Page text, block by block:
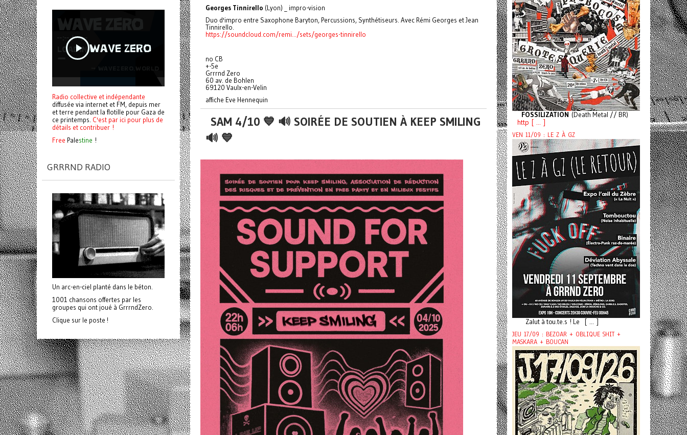
Georges Tinnirello (Lyon) _ impro-vision
Duo d'impro entre Saxophone Baryton, Percussions, Synthétiseurs. Avec Rémi Georges et Jean
Tinnirello.
https://soundcloud.com/remi.../sets/georges-tinnirello
no CB
+-5e
Grrrnd Zero
60 av. de Bohlen
69120 Vaulx-en-Velin
affiche Eve Hennequin
SAM 4/10 💙 🔊 SOIRÉE DE SOUTIEN À KEEP SMILING
🔊 💙
Radio collective et indépendante
diffusée via internet et FM, depuis mer
et terre pendant la flotille pour Gaza de
ce printemps. C'est par ici pour plus de
détails et contribuer !
Free Palestine !
GRRRND RADIO
Un arc-en-ciel planté dans le béton.
1001 chansons offertes par les
groupes qui ont joué à GrrrndZero.
Clique sur le poste !
FOSSILIZATION (Death Metal // BR)
http [ ... ]
VEN 11/09 : LE Z À GZ
Zalut à tou.te.s ! Le [ ... ]
JEU 17/09 : BEZOAR + OBLIQUE SHIT +
MASKARA + BOUCAN